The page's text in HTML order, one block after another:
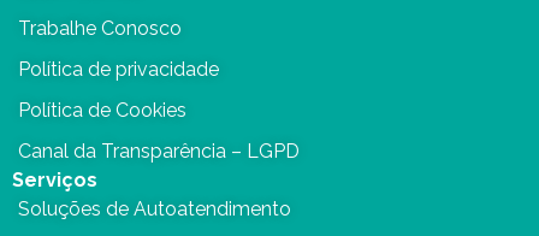
Trabalhe Conosco
Política de privacidade
Política de Cookies
Canal da Transparência – LGPD
Serviços
Soluções de Autoatendimento